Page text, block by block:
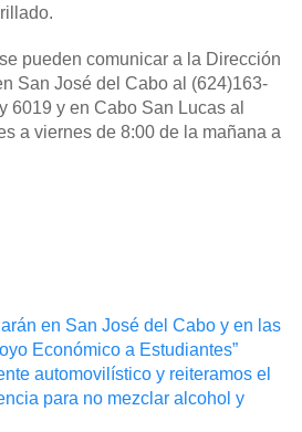
pueden comunicar a la Dirección
San José del Cabo al (624)163-
6019 y en Cabo San Lucas al
a viernes de 8:00 de la mañana a
en San José del Cabo y en las
Económico a Estudiantes”
automovilístico y reiteramos el
para no mezclar alcohol y